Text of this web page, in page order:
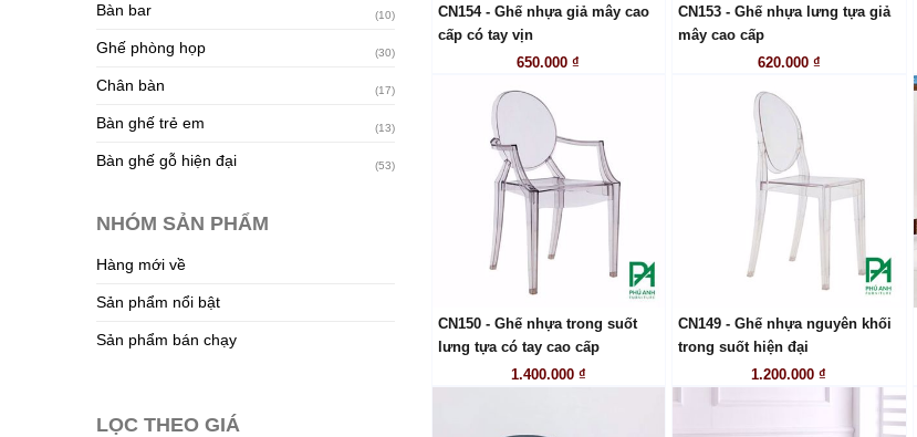
Bàn bar (10)
Ghế phòng họp (30)
Chân bàn (17)
Bàn ghế trẻ em (13)
Bàn ghế gỗ hiện đại (53)
NHÓM SẢN PHẨM
Hàng mới về
Sản phẩm nổi bật
Sản phẩm bán chạy
LỌC THEO GIÁ
LIÊN HỆ
CN154 - Ghế nhựa giả mây cao
cấp có tay vịn
650.000 ₫
CN153 - Ghế nhựa lưng tựa giả
mây cao cấp
620.000 ₫
LIÊN HỆ
CN150 - Ghế nhựa trong suốt
lưng tựa có tay cao cấp
1.400.000 ₫
LIÊN HỆ
CN149 - Ghế nhựa nguyên khối
trong suốt hiện đại
1.200.000 ₫